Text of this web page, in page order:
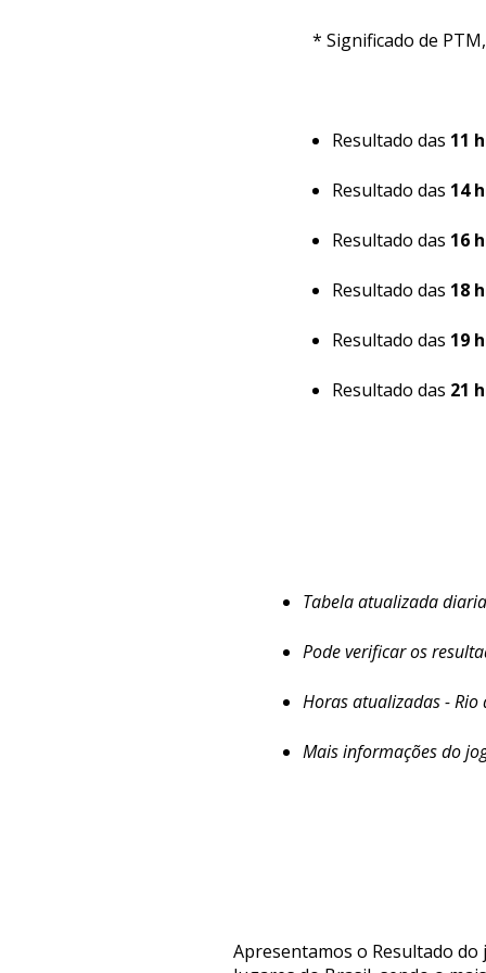
* Significado de
Resultado das 11
Resultado das 14
Resultado das 16
Resultado das 18
Resultado das 19
Resultado das 21
Tabela atualizada
Pode verificar os
Horas atualizadas - Rio
Mais informações do
Apresentamos o Resultado